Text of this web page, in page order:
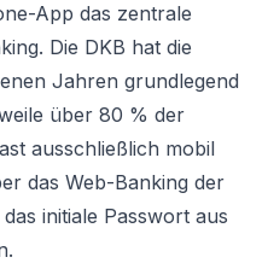
App das zentrale
Die DKB hat die
Jahren grundlegend
über 80 % der
ausschließlich mobil
das Web-Banking der
initiale Passwort aus